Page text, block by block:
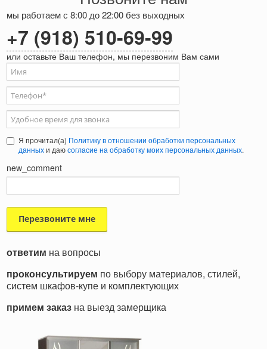
мы работаем с 8:00 до 22:00 без выходных
+7 (918) 510-69-99
или оставьте Ваш телефон, мы перезвоним Вам сами
Ваше имя
Телефон*
Удобное время для звонка
Я прочитал(а) Политику в отношении обработки персональных
данныхи даюсогласие на обработку моих персональных данных.
new_comment
ответим на вопросы
проконсультируем по выбору материалов, стилей,
систем шкафов-купе и комплектующих
примем заказ на выезд замерщика